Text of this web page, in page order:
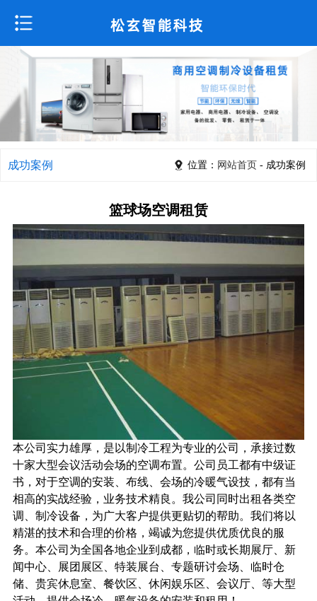
成功案例 位置： 网站首页 - 成功案例
篮球场空调租赁
本公司实力雄厚，是以制冷工程为专业的公司，承接过数
十家大型会议活动会场的空调布置。公司员工都有中级证
书，对于空调的安装、布线、会场的冷暖气设技，都有当
相高的实战经验，业务技术精良。我公司同时出租各类空
调、制冷设备，为广大客户提供更贴切的帮助。我们将以
精湛的技术和合理的价格，竭诚为您提供优质优良的服
务。本公司为全国各地企业到成都，临时或长期展厅、新
闻中心、展团展区、特装展台、专题研讨会场、临时仓
储、贵宾休息室、餐饮区、休闲娱乐区、会议厅、等大型